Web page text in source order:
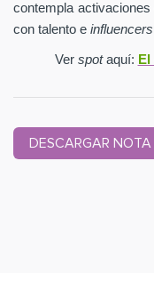
contempla
con talento e influencers
Ver spotaquí:
DESCARGAR